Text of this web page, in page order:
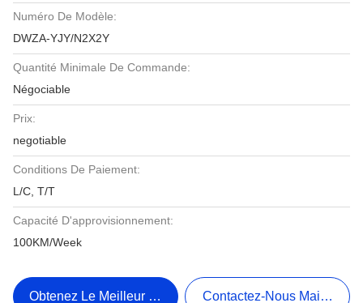
Numéro De Modèle:
DWZA-YJY/N2X2Y
Quantité Minimale De Commande:
Négociable
Prix:
negotiable
Conditions De Paiement:
L/C, T/T
Capacité D'approvisionnement:
100KM/Week
Obtenez Le Meilleur Prix Contactez-Nous Maintenant